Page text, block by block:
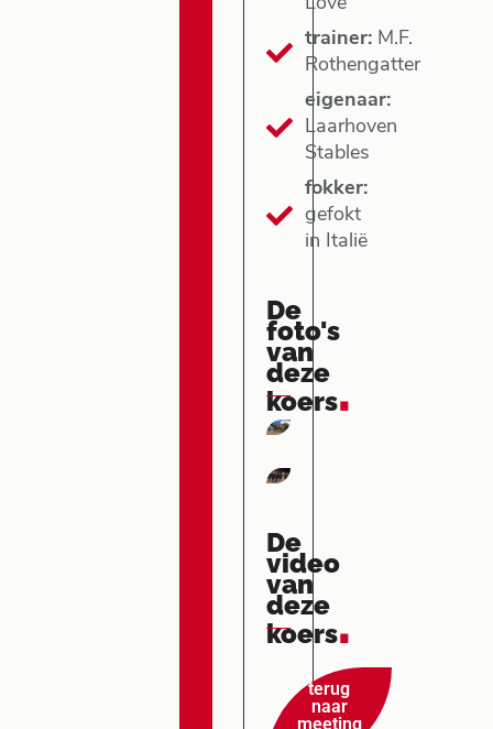
Love
trainer: M.F.
Rothengatter
eigenaar:
Laarhoven
Stables
fokker:
gefokt
in Italië
De
foto's
van
deze
koers.
De
video
van
deze
koers.
terug
naar
meeting